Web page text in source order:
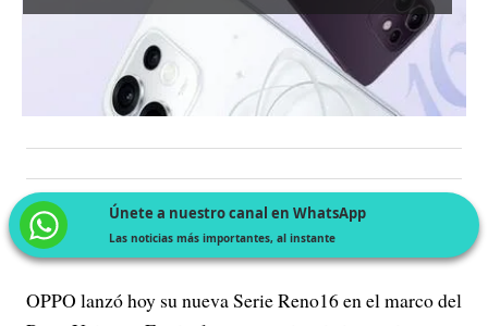
Únete a nuestro canal en WhatsApp
Las noticias más importantes, al instante
OPPO lanzó hoy su nueva Serie Reno16 en el marco del